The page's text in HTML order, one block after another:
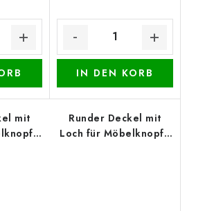
IN DEN KORB
mit
-
Runder Deckel mit
Loch für Möbelknopf -